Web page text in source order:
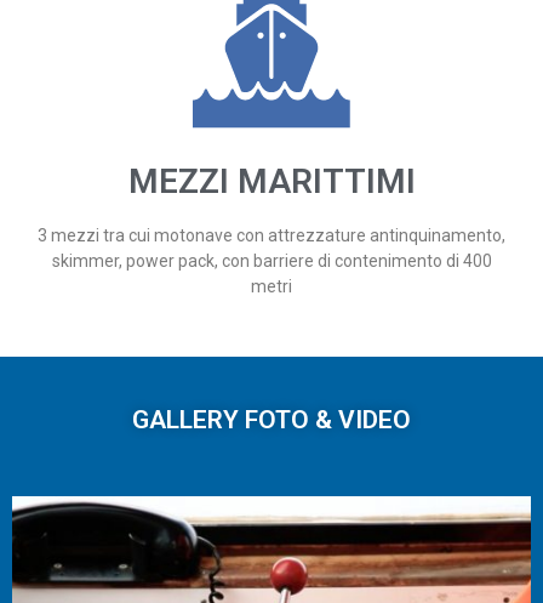
MEZZI MARITTIMI
3 mezzi tra cui motonave con attrezzature antinquinamento,
skimmer, power pack, con barriere di contenimento di 400
metri
GALLERY FOTO & VIDEO